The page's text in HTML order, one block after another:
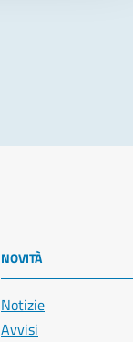
NOVITÀ
Notizie
Avvisi